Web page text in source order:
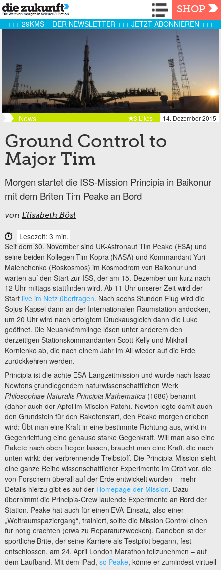
Navigation
SHOP
+++ 29KMS – DER NEWSLETTER +++ JETZT ABONNIEREN +++
News 14. Dezember 2015
3 Likes
Ground Control to
Major Tim
Morgen startet die ISS-Mission Principia in Baikonur
mit dem Briten Tim Peake an Bord
von Elisabeth Bösl
Lesezeit: 3 min.
Seit dem 30. November sind UK-Astronaut Tim Peake (ESA) und
seine beiden Kollegen Tim Kopra (NASA) und Kommandant Yuri
Malenchenko (Roskosmos) im Kosmodrom von Baikonur und
warten auf den Start zur ISS, der am 15. Dezember um kurz nach
12 Uhr mittags stattfinden wird. Ab 11 Uhr unserer Zeit wird der
Start live im Netz übertragen. Nach sechs Stunden Flug wird die
Sojus-Kapsel dann an der Internationalen Raumstation andocken,
um 20 Uhr wird nach erfolgtem Druckausgleich dann die Luke
geöffnet. Die Neuankömmlinge lösen unter anderem den
derzeitigen Stationskommandanten Scott Kelly und Mikhail
Kornienko ab, die nach einem Jahr im All wieder auf die Erde
zurückkehren werden.
Principia ist die achte ESA-Langzeitmission und wurde nach Isaac
Newtons grundlegendem naturwissenschaftlichen Werk
Philosophiae Naturalis Principia Mathematica (1686) benannt
(daher auch der Apfel im Mission-Patch). Newton legte damit auch
den Grundstein für den Raketenstart, den Peake morgen erleben
wird: Übt man eine Kraft in eine bestimmte Richtung aus, wirkt in
Gegenrichtung eine genauso starke Gegenkraft. Will man also eine
Rakete nach oben fliegen lassen, braucht man eine Kraft, die nach
unten wirkt: der verbrennende Treibstoff. Die Principia-Mission sieht
eine ganze Reihe wissenschaftlicher Experimente im Orbit vor, die
von Forschern überall auf der Erde entwickelt wurden – mehr
Details hierzu gibt es auf der Homepage der Mission. Dazu
übernimmt die Principia-Crew laufende Experimente an Bord der
Station. Peake hat auch für einen EVA-Einsatz, also einen
„Weltraumspaziergang“, trainiert, sollte die Mission Control einen
für nötig erachten (etwa zu Reparaturzwecken). Daneben ist der
sportliche Brite, der seine Karriere als Testpilot begann, fest
entschlossen, am 24. April London Marathon teilzunehmen – auf
dem Laufband. Mit dem iPad, so Peake, könne er zumindest virtuell